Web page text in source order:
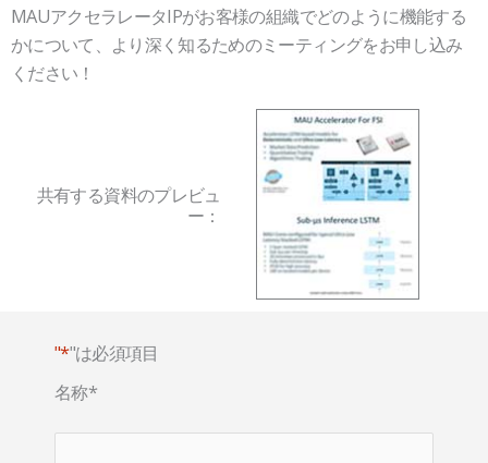
MAUアクセラレータIPがお客様の組織でどのように機能する
かについて、より深く知るためのミーティングをお申し込み
ください！
共有する資料のプレビュ
ー：
"*"は必須項目
名称*